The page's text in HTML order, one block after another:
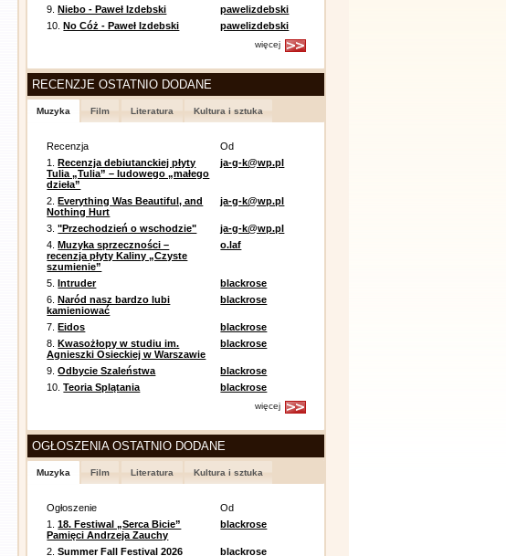
9.Niebo - Paweł Izdebski
pawelizdebski
10.No Cóż - Paweł Izdebski pawelizdebski
więcej
RECENZJE OSTATNIO DODANE
Muzyka Film Literatura Kultura i sztuka
Recenzja
Od
1.Recenzja debiutanckiej płyty
Tulia „Tulia” – ludowego „małego
dzieła”
ja-g-k@wp.pl
2.Everything Was Beautiful, and
Nothing Hurt
ja-g-k@wp.pl
3."Przechodzień o wschodzie"
ja-g-k@wp.pl
4.Muzyka sprzeczności –
recenzja płyty Kaliny „Czyste
szumienie”
o.laf
5.Intruder
blackrose
6.Naród nasz bardzo lubi
kamieniować
blackrose
7.Eidos
blackrose
8.Kwasożłopy w studiu im.
Agnieszki Osieckiej w Warszawie
blackrose
9.Odbycie Szaleństwa
blackrose
10.Teoria Splątania blackrose
więcej
OGŁOSZENIA OSTATNIO DODANE
Muzyka Film Literatura Kultura i sztuka
Ogłoszenie
Od
1.18. Festiwal „Serca Bicie”
Pamięci Andrzeja Zauchy
blackrose
2.Summer Fall Festival 2026
blackrose